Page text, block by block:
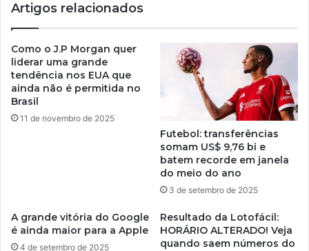
Artigos relacionados
Como o J.P Morgan quer
liderar uma grande
tendência nos EUA que
ainda não é permitida no
Brasil
11 de novembro de 2025
Futebol: transferências
somam US$ 9,76 bi e
batem recorde em janela
do meio do ano
3 de setembro de 2025
A grande vitória do Google
é ainda maior para a Apple
4 de setembro de 2025
Resultado da Lotofácil:
HORÁRIO ALTERADO! Veja
quando saem números do